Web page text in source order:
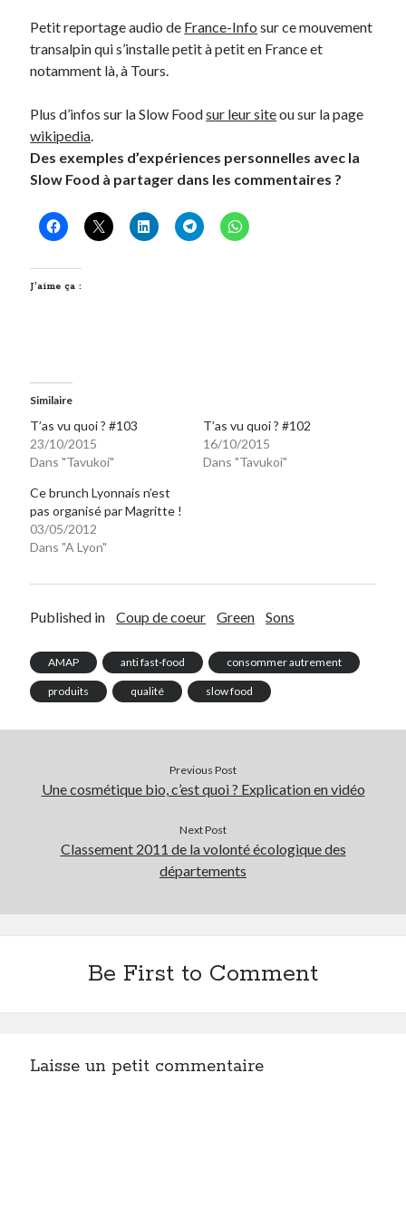
Derniers Commentaires
Entretien ménagerdansT’as vu quoi ? #52
littleceltdansComment j’ai opéré ma vélorution toute personnelle
Anthonydans
Renaud DucherdansComment j’ai opéré ma vélorution toute
personnelle
Entretien ménager
personnelle
On parle de quoi ?
Bon plan du dimanche
Coup de coeur
Daddy
Green
Lectures
Lyon
Lyon à Livre Ouvert
Patchwork
Proust
Tavukoi
Petit reportage audio de France-Info sur ce mouvement
transalpin qui s’installe petit à petit en France et
notamment là, à Tours.
Plus d’infos sur la Slow Foodsur leur siteou sur la page
wikipedia.
Des exemples d’expériences personnelles avec la
Slow Food à partager dans les commentaires ?
J’aime ça :
Similaire
T’as vu quoi ? #103
23/10/2015
Dans "Tavukoi"
T’as vu quoi ? #102
16/10/2015
Dans "Tavukoi"
Ce brunch Lyonnais n’est
pas organisé par Magritte !
03/05/2012
Dans "A Lyon"
Published in Coup de coeur Green Sons
AMAP anti fast-food consommer autrement
produits qualité slow food
Previous Post
Une cosmétique bio, c’est quoi ? Explication en vidéo
Next Post
Classement 2011 de la volonté écologique des
départements
Be First to Comment
Laisse un petit commentaire